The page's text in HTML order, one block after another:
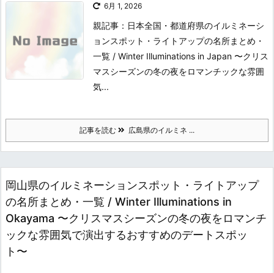
6月 1, 2026
親記事：日本全国・都道府県のイルミネーシ
ョンスポット・ライトアップの名所まとめ・
一覧 / Winter Illuminations in Japan 〜クリス
マスシーズンの冬の夜をロマンチックな雰囲
気...
記事を読む 広島県のイルミネ ...
岡山県のイルミネーションスポット・ライトアップ
の名所まとめ・一覧 / Winter Illuminations in
Okayama 〜クリスマスシーズンの冬の夜をロマンチ
ックな雰囲気で演出するおすすめのデートスポッ
ト〜